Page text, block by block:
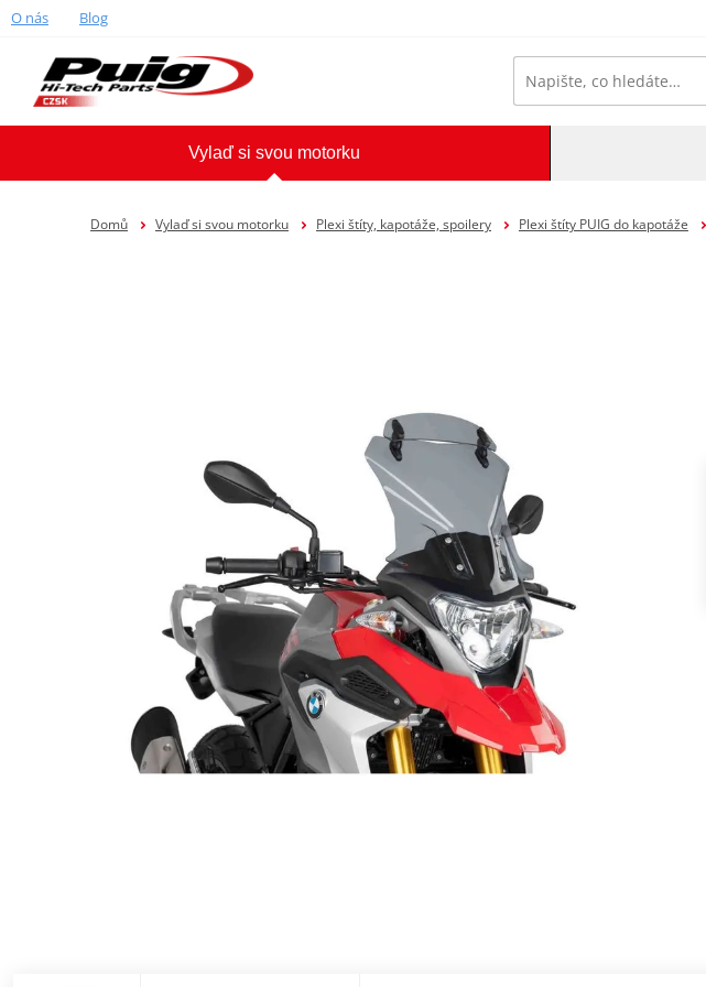
O nás Blog
Vylaď si svou motorku
Domů Vylaď si svou motorku Plexi štíty, kapotáže, spoilery Plexi štíty PUIG do kapotáže